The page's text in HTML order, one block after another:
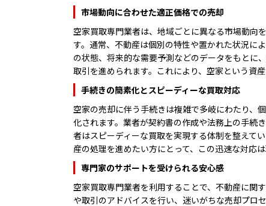
市場動向に合わせた適正価格での売却
空家買取専門業者は、地域ごとに異なる市場動向
す。通常、不動産は個別の特性や置かれた状況に
の状態、将来的な需要予測などのデータをもとに
取引を進められます。これにより、空家という資
手続きの簡素化とスピーディーな買取対応
空家の売却に伴う手続きは複雑で多岐にわたり、
化されます。業者が契約書の作成や法務上の手続
者はスピーディーな買取を実現する体制を整えて
産の処理を進めたい方にとって、この迅速な対応は
専門家のサポートを受けられる安心感
空家買取専門業者を利用することで、不動産に関
や取引のアドバイスを行い、迷いがちな売却プロ